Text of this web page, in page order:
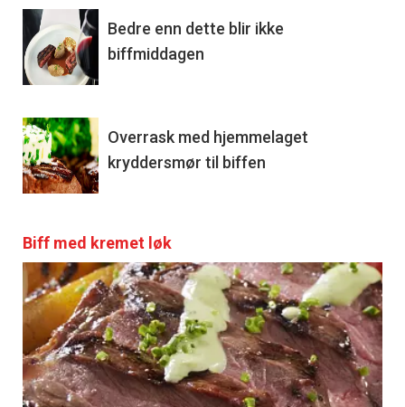
Bedre enn dette blir ikke
biffmiddagen
Overrask med hjemmelaget
kryddersmør til biffen
Biff med kremet løk